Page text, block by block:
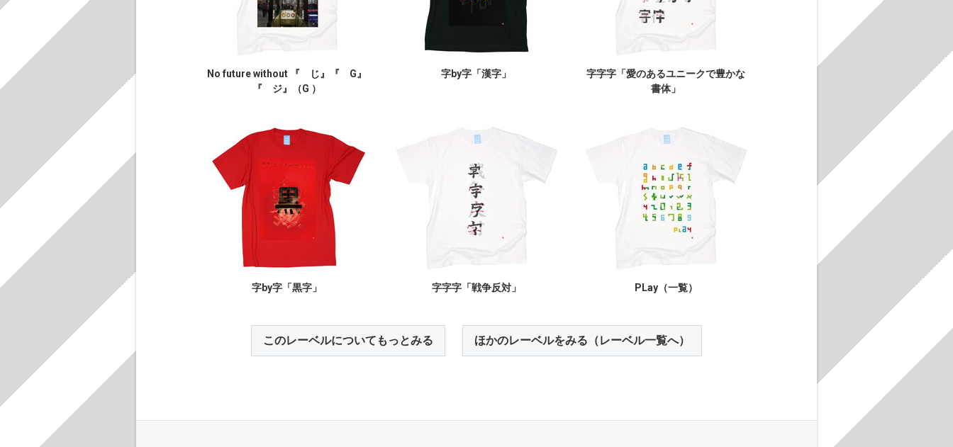
No future without 『 じ』『 G』
『 ジ』（G ）
字by字「漢字」
字字字「愛のあるユニークで豊かな
書体」
字by字「黒字」 字字字「戦争反対」 PLay（一覧）
このレーベルについてもっとみる ほかのレーベルをみる（レーベル一覧へ）